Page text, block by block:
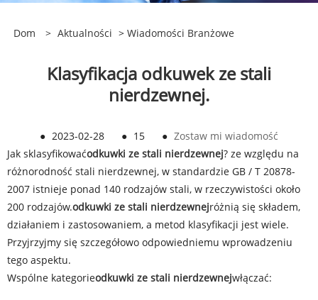
Dom > Aktualności > Wiadomości Branżowe
Klasyfikacja odkuwek ze stali
nierdzewnej.
● 2023-02-28 ● 15 ● Zostaw mi wiadomość
Jak sklasyfikowaćodkuwki ze stali nierdzewnej? ze względu na
różnorodność stali nierdzewnej, w standardzie GB / T 20878-
2007 istnieje ponad 140 rodzajów stali, w rzeczywistości około
200 rodzajów.odkuwki ze stali nierdzewnejróżnią się składem,
działaniem i zastosowaniem, a metod klasyfikacji jest wiele.
Przyjrzyjmy się szczegółowo odpowiedniemu wprowadzeniu
tego aspektu.
Wspólne kategorieodkuwki ze stali nierdzewnejwłączać: